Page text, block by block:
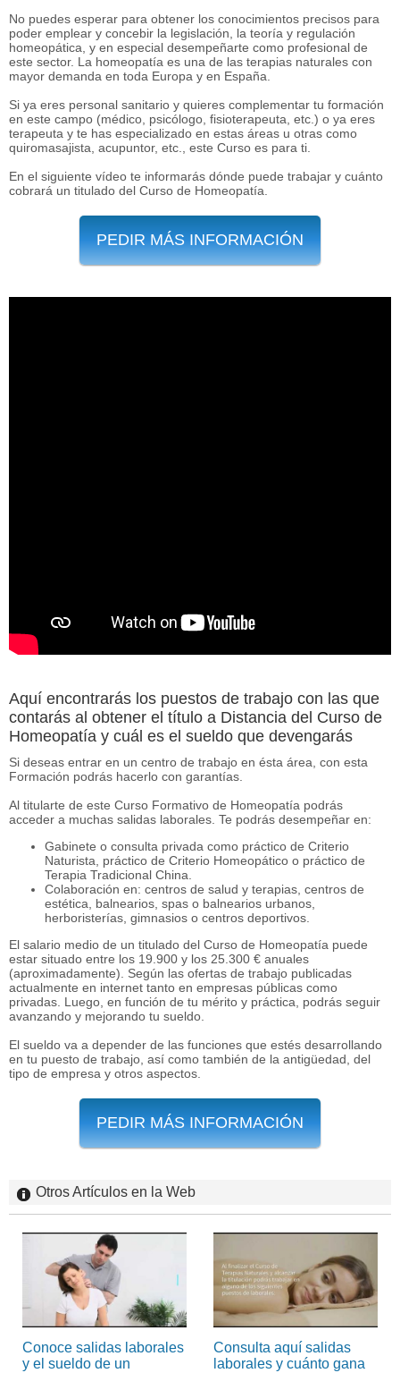
No puedes esperar para obtener los conocimientos precisos para
poder emplear y concebir la legislación, la teoría y regulación
homeopática, y en especial desempeñarte como profesional de
este sector. La homeopatía es una de las terapias naturales con
mayor demanda en toda Europa y en España.
Si ya eres personal sanitario y quieres complementar tu formación
en este campo (médico, psicólogo, fisioterapeuta, etc.) o ya eres
terapeuta y te has especializado en estas áreas u otras como
quiromasajista, acupuntor, etc., este Curso es para ti.
En el siguiente vídeo te informarás dónde puede trabajar y cuánto
cobrará un titulado del Curso de Homeopatía.
PEDIR MÁS INFORMACIÓN
Aquí encontrarás los puestos de trabajo con las que
contarás al obtener el título a Distancia del Curso de
Homeopatía y cuál es el sueldo que devengarás
Si deseas entrar en un centro de trabajo en ésta área, con esta
Formación podrás hacerlo con garantías.
Al titularte de este Curso Formativo de Homeopatía podrás
acceder a muchas salidas laborales. Te podrás desempeñar en:
Gabinete o consulta privada como práctico de Criterio
Naturista, práctico de Criterio Homeopático o práctico de
Terapia Tradicional China.
Colaboración en: centros de salud y terapias, centros de
estética, balnearios, spas o balnearios urbanos,
herboristerías, gimnasios o centros deportivos.
El salario medio de un titulado del Curso de Homeopatía puede
estar situado entre los 19.900 y los 25.300 € anuales
(aproximadamente). Según las ofertas de trabajo publicadas
actualmente en internet tanto en empresas públicas como
privadas. Luego, en función de tu mérito y práctica, podrás seguir
avanzando y mejorando tu sueldo.
El sueldo va a depender de las funciones que estés desarrollando
en tu puesto de trabajo, así como también de la antigüedad, del
tipo de empresa y otros aspectos.
PEDIR MÁS INFORMACIÓN
Otros Artículos en la Web
Conoce salidas laborales
y el sueldo de un
Consulta aquí salidas
laborales y cuánto gana